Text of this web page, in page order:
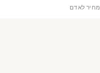
מחיר לאדם